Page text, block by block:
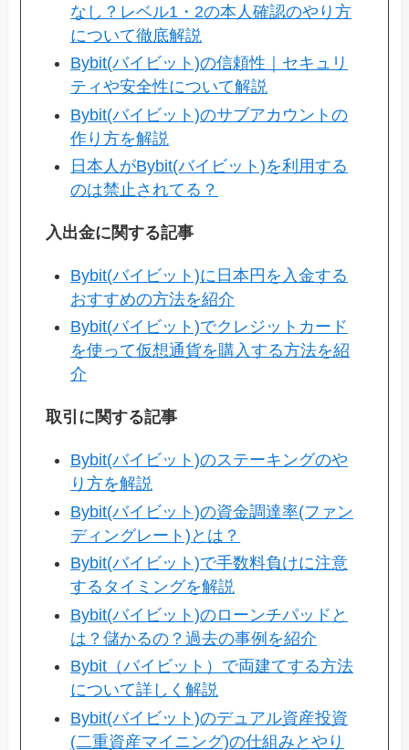
なし？レベル1・2の本人確認のやり方
について徹底解説
Bybit(バイビット)の信頼性｜セキュリ
ティや安全性について解説
Bybit(バイビット)のサブアカウントの
作り方を解説
日本人がBybit(バイビット)を利用する
のは禁止されてる？
入出金に関する記事
Bybit(バイビット)に日本円を入金する
おすすめの方法を紹介
Bybit(バイビット)でクレジットカード
を使って仮想通貨を購入する方法を紹
介
取引に関する記事
Bybit(バイビット)のステーキングのや
り方を解説
Bybit(バイビット)の資金調達率(ファン
ディングレート)とは？
Bybit(バイビット)で手数料負けに注意
するタイミングを解説
Bybit(バイビット)のローンチパッドと
は？儲かるの？過去の事例を紹介
Bybit（バイビット）で両建てする方法
について詳しく解説
Bybit(バイビット)のデュアル資産投資
(二重資産マイニング)の仕組みとやり